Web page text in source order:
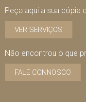
Peça aqui a sua cópia
VER SERVIÇOS
Não encontrou o que
FALE CONNOSCO